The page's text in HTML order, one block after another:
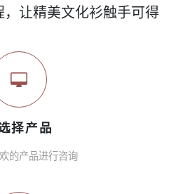
让精美文化衫触手可得
择产品
的产品进行咨询